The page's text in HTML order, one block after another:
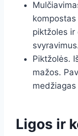
piktžoles ir
Piktžolės.
mažos.
Ligos ir